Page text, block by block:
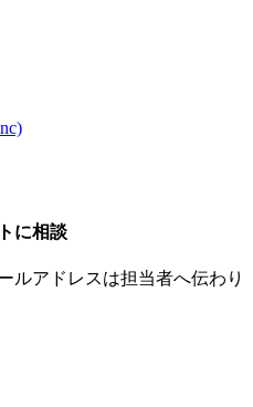
に相談
ルアドレスは担当者へ伝わり